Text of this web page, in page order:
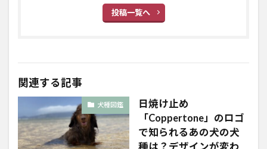
投稿一覧へ
関連する記事
犬種図鑑
日焼け止め
「Coppertone」のロゴ
で知られるあの犬の犬
種は？デザインが変わ